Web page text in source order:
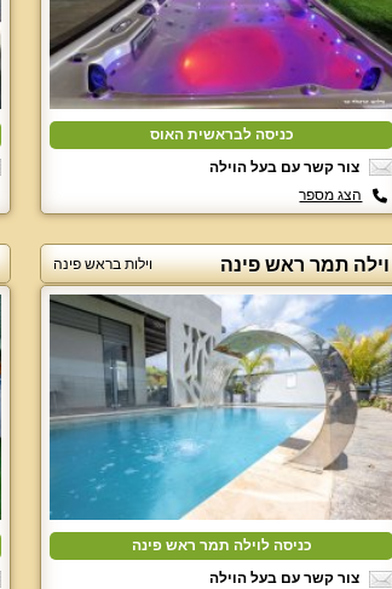
כניסה לבראשית האוס
צור קשר עם בעל הוילה
הצג מספר
וילה תמר ראש פינה וילות בראש פינה
כניסה לוילה תמר ראש פינה
צור קשר עם בעל הוילה